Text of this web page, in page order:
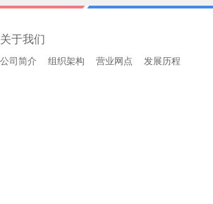
关于我们
公司简介 组织架构 营业网点 发展历程